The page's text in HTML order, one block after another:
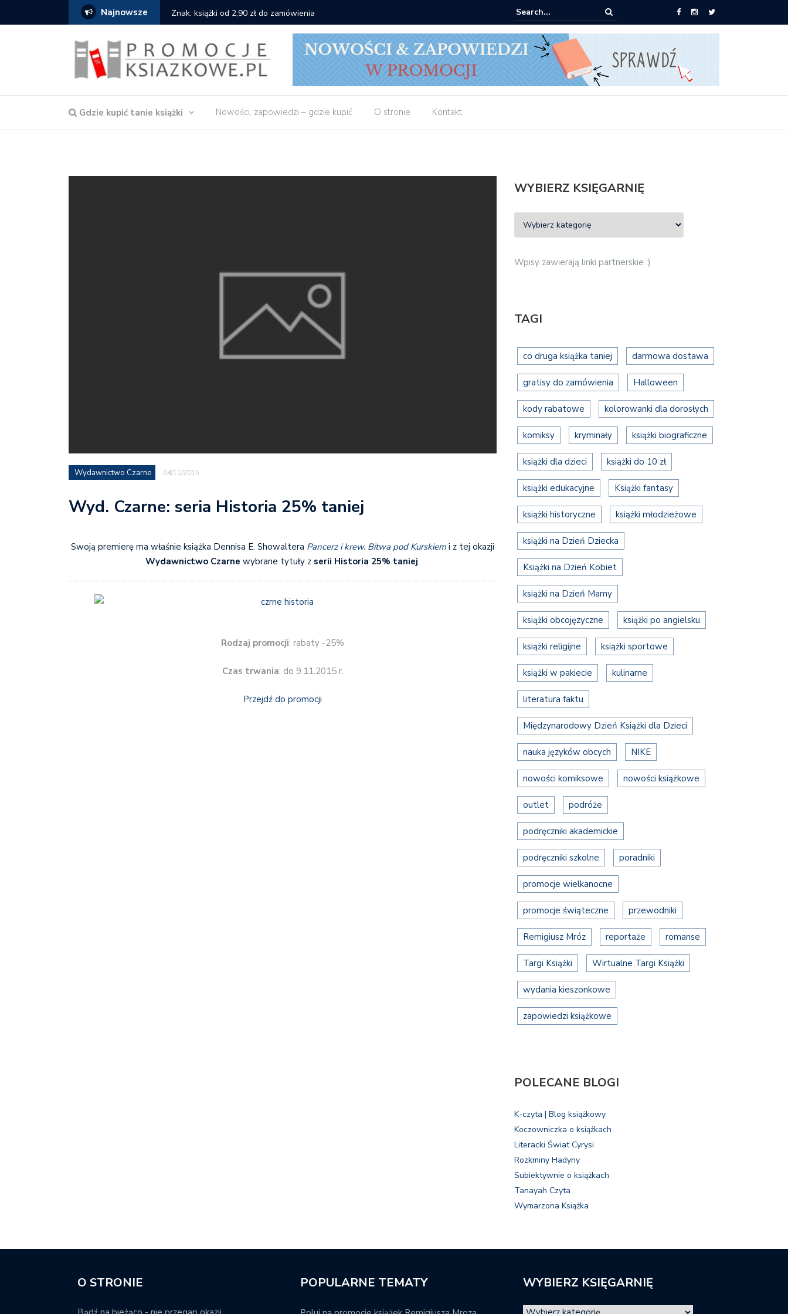
Najnowsze Znak: książki od 2,90 zł do zamówienia Matras: 10 książek za 69 zł
Gdzie kupić tanie książki Nowości, zapowiedzi – gdzie kupić O stronie Kontakt
Wydawnictwo Czarne 04/11/2015
Wyd. Czarne: seria Historia 25% taniej
Swoją premierę ma właśnie książka Dennisa E. Showaltera Pancerz i krew. Bitwa pod Kurskiem i z tej okazji
Wydawnictwo Czarne wybrane tytuły z serii Historia 25% taniej.
Rodzaj promocji: rabaty -25%
Czas trwania: do 9.11.2015 r.
Przejdź do promocji
WYBIERZ KSIĘGARNIĘ
Wpisy zawierają linki partnerskie :)
TAGI
co druga książka taniej darmowa dostawa
gratisy do zamówienia Halloween
kody rabatowe kolorowanki dla dorosłych
komiksy kryminały książki biograficzne
książki dla dzieci książki do 10 zł
książki edukacyjne Książki fantasy
książki historyczne książki młodzieżowe
książki na Dzień Dziecka
Książki na Dzień Kobiet
książki na Dzień Mamy
książki obcojęzyczne książki po angielsku
książki religijne książki sportowe
książki w pakiecie kulinarne
literatura faktu
Międzynarodowy Dzień Książki dla Dzieci
nauka języków obcych NIKE
nowości komiksowe nowości książkowe
outlet podróże
podręczniki akademickie
podręczniki szkolne poradniki
promocje wielkanocne
promocje świąteczne przewodniki
Remigiusz Mróz reportaże romanse
Targi Książki Wirtualne Targi Książki
wydania kieszonkowe
zapowiedzi książkowe
POLECANE BLOGI
K-czyta | Blog książkowy
Koczowniczka o książkach
Literacki Świat Cyrysi
Rozkminy Hadyny
Subiektywnie o książkach
Tanayah Czyta
Wymarzona Książka
O STRONIE POPULARNE TEMATY WYBIERZ KSIĘGARNIĘ